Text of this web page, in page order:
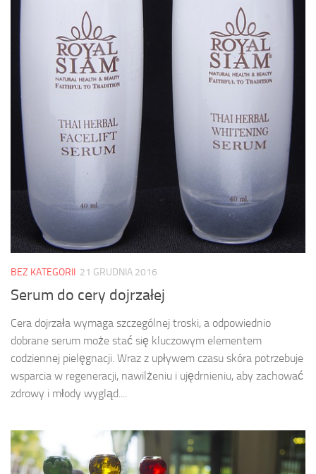
BEZ KATEGORII 21 GRUDNIA 2016
Serum do cery dojrzałej
Cera dojrzała wymaga szczególnej troski, a odpowiednio
dobrane serum może stać się kluczowym elementem
codziennej pielęgnacji. Wraz z upływem czasu skóra potrzebuje
wsparcia w regeneracji, nawilżeniu i ujędrnieniu, aby zachować
zdrowy i młody wygląd....